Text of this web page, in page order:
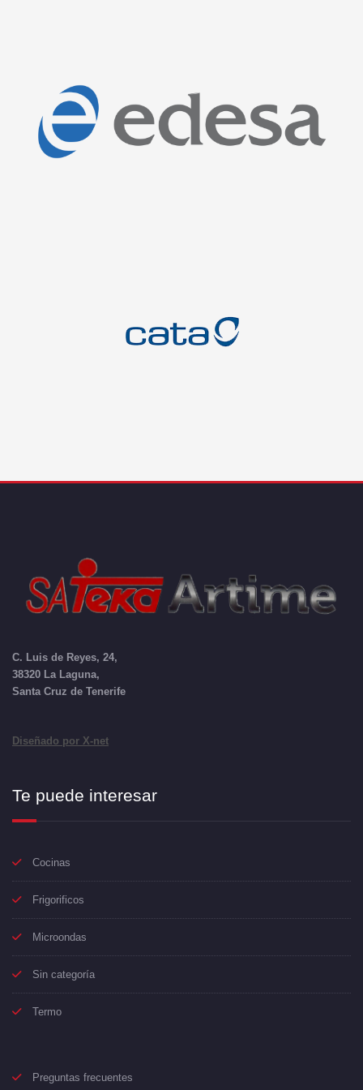
C. Luis de Reyes, 24,
38320 La Laguna,
Santa Cruz de Tenerife
Diseñado por X-net
Te puede interesar
Cocinas
Frigorificos
Microondas
Sin categoría
Termo
Preguntas frecuentes